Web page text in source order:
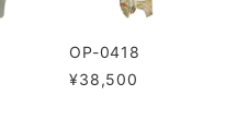
OP-0418
¥38,500